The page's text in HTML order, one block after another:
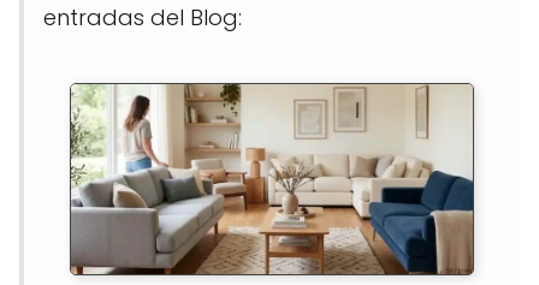
entradas del Blog: